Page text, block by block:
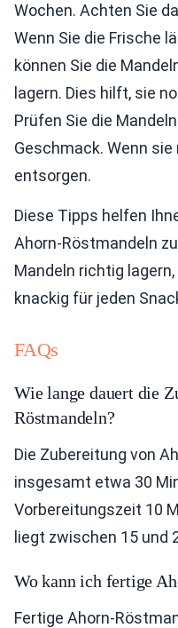
Wochen. Achten Sie
Wenn Sie die Frische
können Sie die
lagern. Dies hilft, sie
Prüfen Sie die
Geschmack. Wenn
entsorgen.
Diese Tipps helfen
Ahorn-Röstmandeln
Mandeln richtig
knackig für jeden
FAQs
Wie lange dauert die
Röstmandeln?
Die Zubereitung von
insgesamt etwa 30
Vorbereitungszeit 10
liegt zwischen 15 und
Wo kann ich fertige
Fertige Ahorn-